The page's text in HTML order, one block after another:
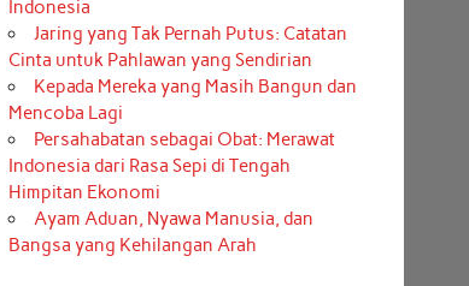
Indonesia
Jaring yang Tak Pernah Putus: Catatan
Cinta untuk Pahlawan yang Sendirian
Kepada Mereka yang Masih Bangun dan
Mencoba Lagi
Persahabatan sebagai Obat: Merawat
Indonesia dari Rasa Sepi di Tengah
Himpitan Ekonomi
Ayam Aduan, Nyawa Manusia, dan
Bangsa yang Kehilangan Arah